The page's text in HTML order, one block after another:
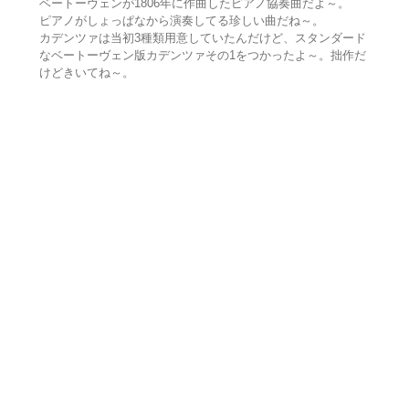
ベートーヴェンが1806年に作曲したピアノ協奏曲だよ～。
ピアノがしょっぱなから演奏してる珍しい曲だね～。
カデンツァは当初3種類用意していたんだけど、スタンダード
なベートーヴェン版カデンツァその1をつかったよ～。拙作だ
けどきいてね～。